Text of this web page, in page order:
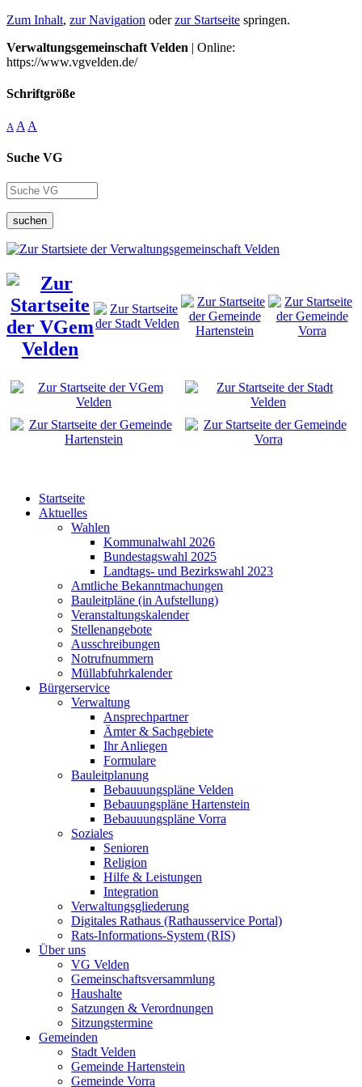
Zum Inhalt, zur Navigation oderzur Startseite springen.
Verwaltungsgemeinschaft Velden | Online:
https://www.vgvelden.de/
Schriftgröße
A A A
Suche VG
suchen
Startseite
Aktuelles
Wahlen
Kommunalwahl 2026
Bundestagswahl 2025
Landtags- und Bezirkswahl 2023
Amtliche Bekanntmachungen
Bauleitpläne (in Aufstellung)
Veranstaltungskalender
Stellenangebote
Ausschreibungen
Notrufnummern
Müllabfuhrkalender
Bürgerservice
Verwaltung
Ansprechpartner
Ämter & Sachgebiete
Ihr Anliegen
Formulare
Bauleitplanung
Bebauuungspläne Velden
Bebauungspläne Hartenstein
Bebauuungspläne Vorra
Soziales
Senioren
Religion
Hilfe & Leistungen
Integration
Verwaltungsgliederung
Digitales Rathaus (Rathausservice Portal)
Rats-Informations-System (RIS)
Über uns
VG Velden
Gemeinschaftsversammlung
Haushalte
Satzungen & Verordnungen
Sitzungstermine
Gemeinden
Stadt Velden
Gemeinde Hartenstein
Gemeinde Vorra